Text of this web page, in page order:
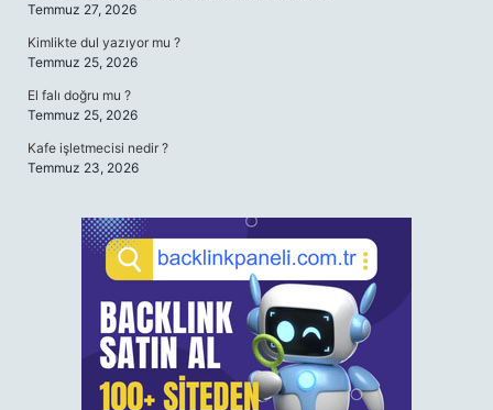
Temmuz 27, 2026
Kimlikte dul yazıyor mu ?
Temmuz 25, 2026
El falı doğru mu ?
Temmuz 25, 2026
Kafe işletmecisi nedir ?
Temmuz 23, 2026